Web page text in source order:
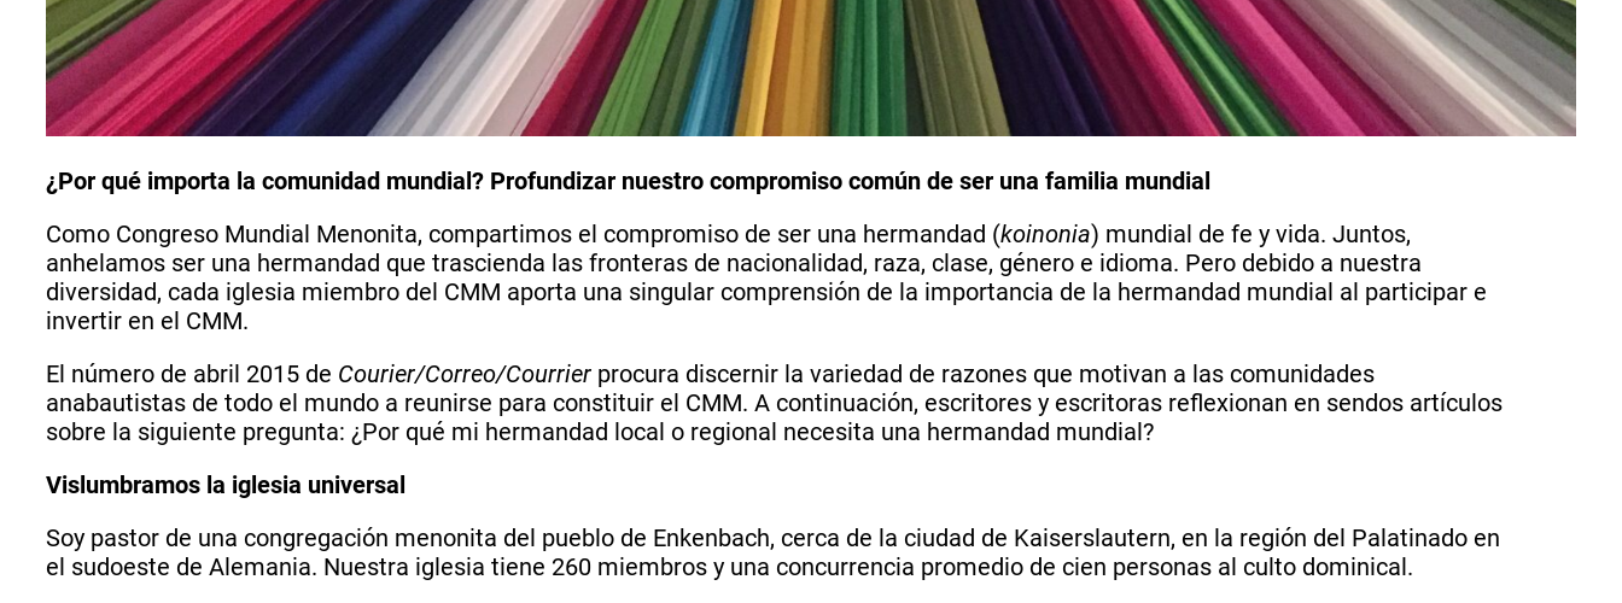
¿Por qué importa la comunidad mundial? Profundizar nuestro compromiso común de ser una familia mundial
Como Congreso Mundial Menonita, compartimos el compromiso de ser una hermandad (koinonia) mundial de fe y vida. Juntos,
anhelamos ser una hermandad que trascienda las fronteras de nacionalidad, raza, clase, género e idioma. Pero debido a nuestra
diversidad, cada iglesia miembro del CMM aporta una singular comprensión de la importancia de la hermandad mundial al participar e
invertir en el CMM.
El número de abril 2015 de Courier/Correo/Courrier procura discernir la variedad de razones que motivan a las comunidades
anabautistas de todo el mundo a reunirse para constituir el CMM. A continuación, escritores y escritoras reflexionan en sendos artículos
sobre la siguiente pregunta: ¿Por qué mi hermandad local o regional necesita una hermandad mundial?
Vislumbramos la iglesia universal
Soy pastor de una congregación menonita del pueblo de Enkenbach, cerca de la ciudad de Kaiserslautern, en la región del Palatinado en
el sudoeste de Alemania. Nuestra iglesia tiene 260 miembros y una concurrencia promedio de cien personas al culto dominical.